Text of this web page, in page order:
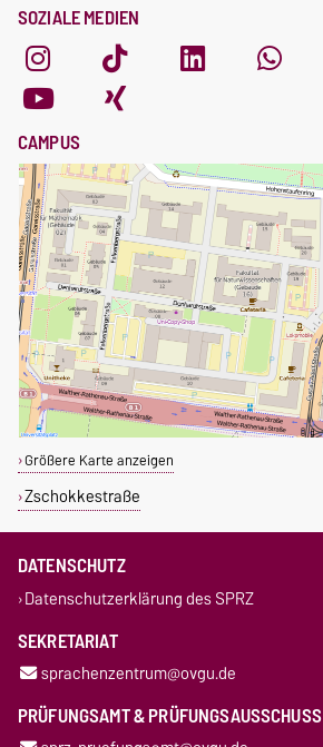
SOZIALE MEDIEN
CAMPUS
Größere Karte anzeigen
Zschokkestraße
DATENSCHUTZ
Datenschutzerklärung des SPRZ
SEKRETARIAT
sprachenzentrum@ovgu.de
PRÜFUNGSAMT & PRÜFUNGSAUSSCHUSS